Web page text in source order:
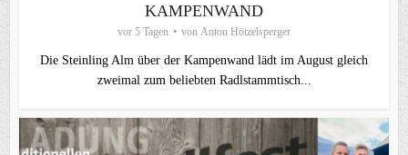
KAMPENWAND
vor 5 Tagen von Anton Hötzelsperger
Die Steinling Alm über der Kampenwand lädt im August gleich
zweimal zum beliebten Radlstammtisch...